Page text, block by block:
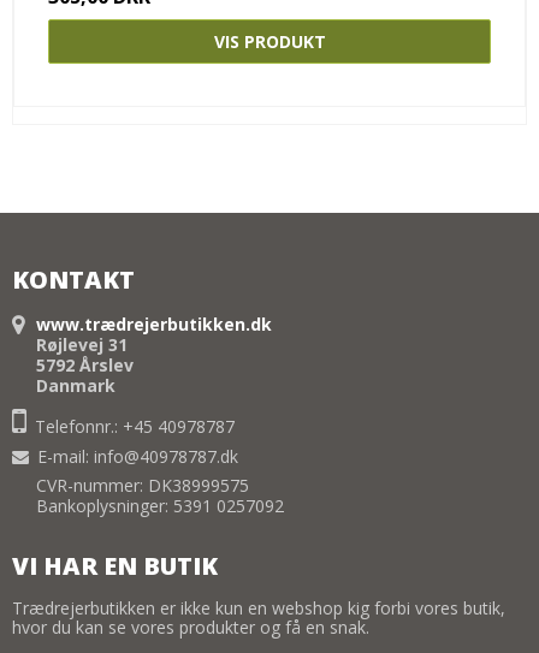
VIS PRODUKT
KONTAKT
www.trædrejerbutikken.dk
Røjlevej 31
5792 Årslev
Danmark
Telefonnr.: +45 40978787
E-mail: info@40978787.dk
CVR-nummer: DK38999575
Bankoplysninger: 5391 0257092
VI HAR EN BUTIK
Trædrejerbutikken er ikke kun en webshop kig forbi vores butik,
hvor du kan se vores produkter og få en snak.